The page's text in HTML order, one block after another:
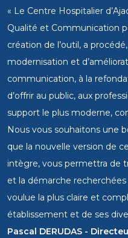
« Le Centre Hospitalier
Qualité et Communication
création de l’outil, a
modernisation et
communication, à la
d’offrir au public, aux
support le plus moderne,
Nous vous souhaitons une
que la nouvelle version de
intègre, vous permettra de
et la démarche
voulue la plus claire et
établissement et de ses
Pascal DERUDAS -